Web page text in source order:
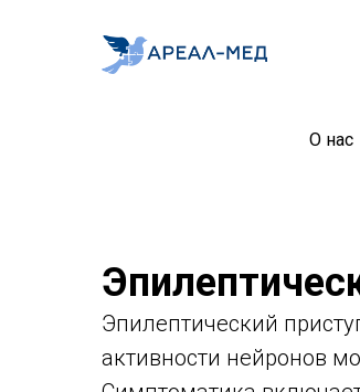
О нас
Эпилептический
активности нейронов